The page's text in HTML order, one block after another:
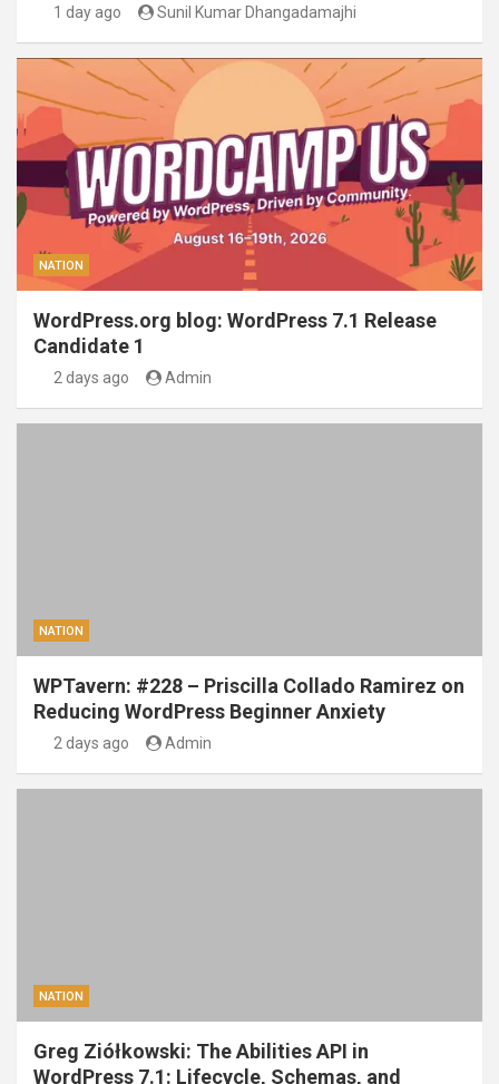
1 day ago Sunil Kumar Dhangadamajhi
NATION
WordPress.org blog: WordPress 7.1 Release
Candidate 1
2 days ago Admin
NATION
WPTavern: #228 – Priscilla Collado Ramirez on
Reducing WordPress Beginner Anxiety
2 days ago Admin
NATION
Greg Ziółkowski: The Abilities API in
WordPress 7.1: Lifecycle, Schemas, and